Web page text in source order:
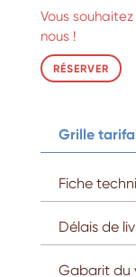
Vous
nous !
RÉSERVER
Grille
Fiche
Délais de
Gabarit du